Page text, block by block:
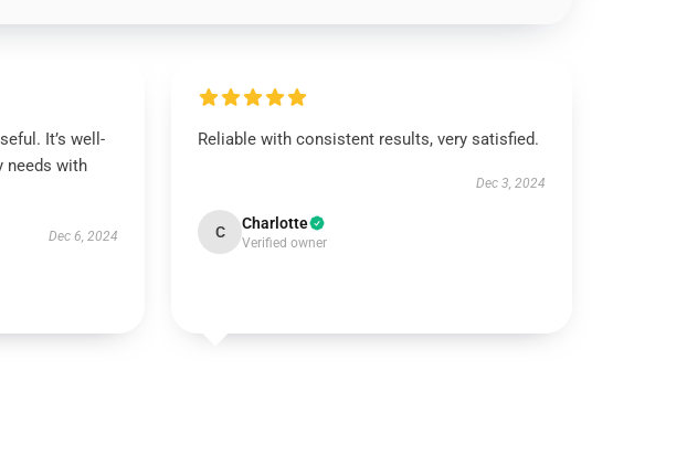
It’s well-
needs with
Dec 6, 2024
Reliable with consistent results, very satisfied.
Dec 3, 2024
C Charlotte
Verified owner